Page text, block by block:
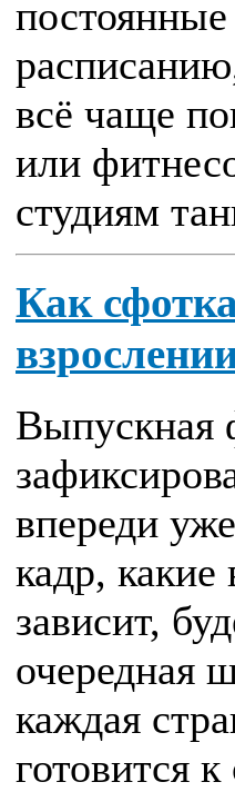
всё чаще
или
студиям
Как
Выпускная
впереди
кадр,
зависит,
очередная
каждая
готовится